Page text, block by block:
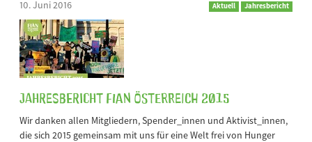
10. Juni 2016 Aktuell Jahresbericht
Jahresbericht FIAN Österreich 2015
Wir danken allen Mitgliedern, Spender_innen und Aktivist_innen,
die sich 2015 gemeinsam mit uns für eine Welt frei von Hunger